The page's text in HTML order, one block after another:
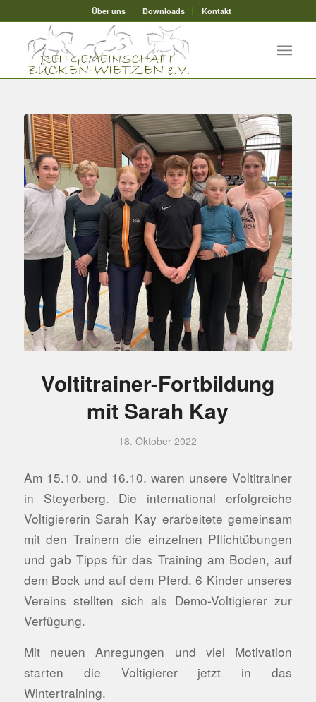
Über uns Downloads Kontakt
Voltitrainer-Fortbildung
mit Sarah Kay
18. Oktober 2022
Am 15.10. und 16.10. waren unsere Voltitrainer
in Steyerberg. Die international erfolgreiche
Voltigiererin Sarah Kay erarbeitete gemeinsam
mit den Trainern die einzelnen Pflichtübungen
und gab Tipps für das Training am Boden, auf
dem Bock und auf dem Pferd. 6 Kinder unseres
Vereins stellten sich als Demo-Voltigierer zur
Verfügung.
Mit neuen Anregungen und viel Motivation
starten die Voltigierer jetzt in das
Wintertraining.